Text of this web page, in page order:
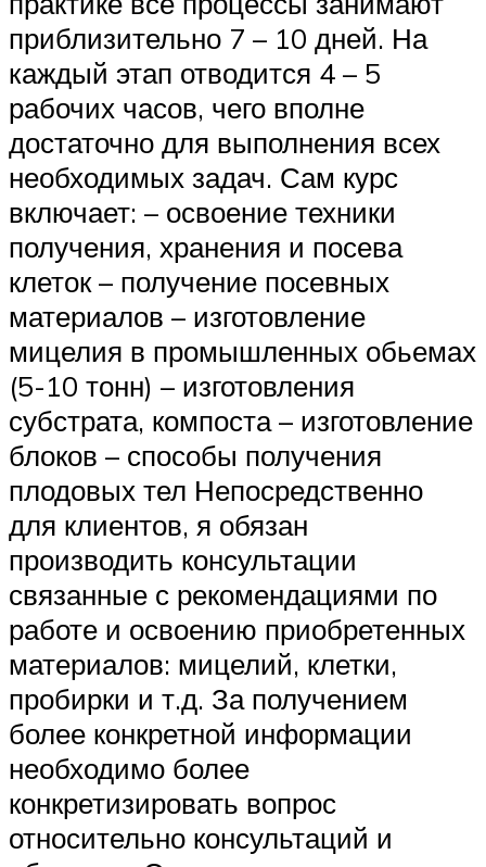
приблизительно 7 – 10 дней. На
каждый этап отводится 4 – 5
рабочих часов, чего вполне
достаточно для выполнения всех
необходимых задач. Сам курс
включает: – освоение техники
получения, хранения и посева
клеток – получение посевных
материалов – изготовление
мицелия в промышленных обьемах
(5-10 тонн) – изготовления
субстрата, компоста – изготовление
блоков – способы получения
плодовых тел Непосредственно
для клиентов, я обязан
производить консультации
связанные с рекомендациями по
работе и освоению приобретенных
материалов: мицелий, клетки,
пробирки и т.д. За получением
более конкретной информации
необходимо более
конкретизировать вопрос
относительно консультаций и